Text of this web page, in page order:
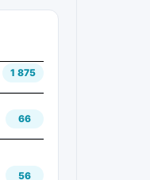
1 875
66
56